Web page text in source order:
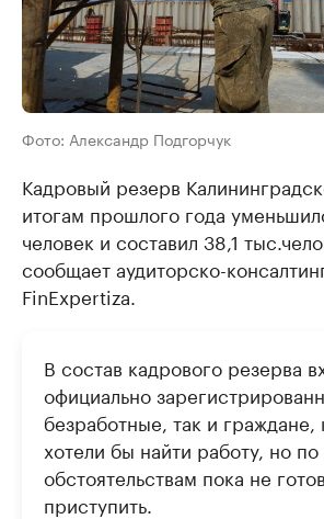
Фото: Александр Подгорчук
Кадровый резерв
итогам прошлого года
человек и составил 38,1
сообщает аудиторско-
FinExpertiza.
В состав кадрового резерва
официально
безработные, так и граждане,
хотели бы найти работу, но
обстоятельствам пока не
приступить.